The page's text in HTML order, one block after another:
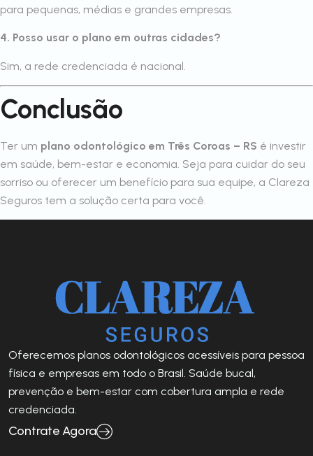
para pequenas, médias e grandes empresas.
4. Posso usar o plano em outras cidades?
Sim, a rede credenciada é nacional.
Conclusão
Ter um plano odontológico em Três Coroas – RS é investir
em saúde, bem-estar e economia. Seja para cuidar do seu
sorriso ou oferecer um benefício para sua equipe, a Clareza
Seguros tem a solução certa para você.
Oferecemos planos odontológicos acessíveis para pessoa
física e empresas em todo o Brasil. Saúde bucal,
prevenção e bem-estar com cobertura ampla e rede
credenciada.
Contrate Agora